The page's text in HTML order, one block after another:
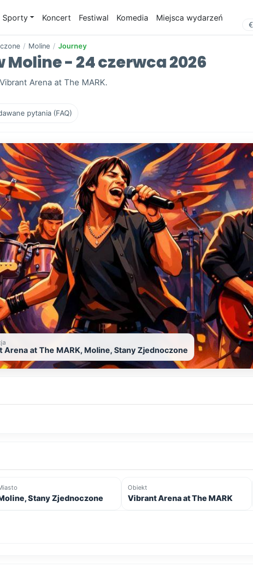
Sporty Koncert Festiwal Komedia Miejsca wydarzeń
/ Moline / Journey
- 24 czerwca 2026
Arena at The MARK.
pytania (FAQ)
Arena at The MARK, Moline, Stany Zjednoczone
Stany Zjednoczone
Obiekt
Vibrant Arena at The MARK